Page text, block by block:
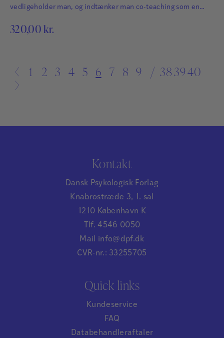
vedligeholder man, og indtænker man co-teaching som en
320,00 kr.
← 1 2 3 4 5 6 7 8 9 … 383940
→
Kontakt
Dansk Psykologisk Forlag
Knabrostræde 3, 1. sal
1210 København K
Tlf. 4546 0050
Mail info@dpf.dk
CVR-nr.: 33255705
Quick links
Kundeservice
FAQ
Databehandleraftaler